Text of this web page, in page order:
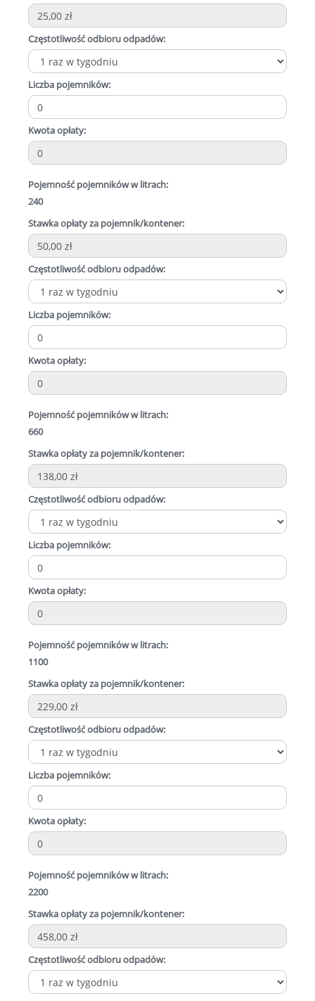
Częstotliwość odbioru odpadów:
Liczba pojemników:
Kwota opłaty:
Pojemność pojemników w litrach:
240
Stawka opłaty za pojemnik/kontener:
Częstotliwość odbioru odpadów:
Liczba pojemników:
Kwota opłaty:
Pojemność pojemników w litrach:
660
Stawka opłaty za pojemnik/kontener:
Częstotliwość odbioru odpadów:
Liczba pojemników:
Kwota opłaty:
Pojemność pojemników w litrach:
1100
Stawka opłaty za pojemnik/kontener:
Częstotliwość odbioru odpadów:
Liczba pojemników:
Kwota opłaty:
Pojemność pojemników w litrach:
2200
Stawka opłaty za pojemnik/kontener:
Częstotliwość odbioru odpadów: